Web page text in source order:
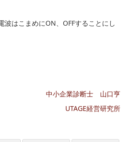
波はこまめにON、OFFすることにし
中小企業診断士 山口亨
UTAGE経営研究所